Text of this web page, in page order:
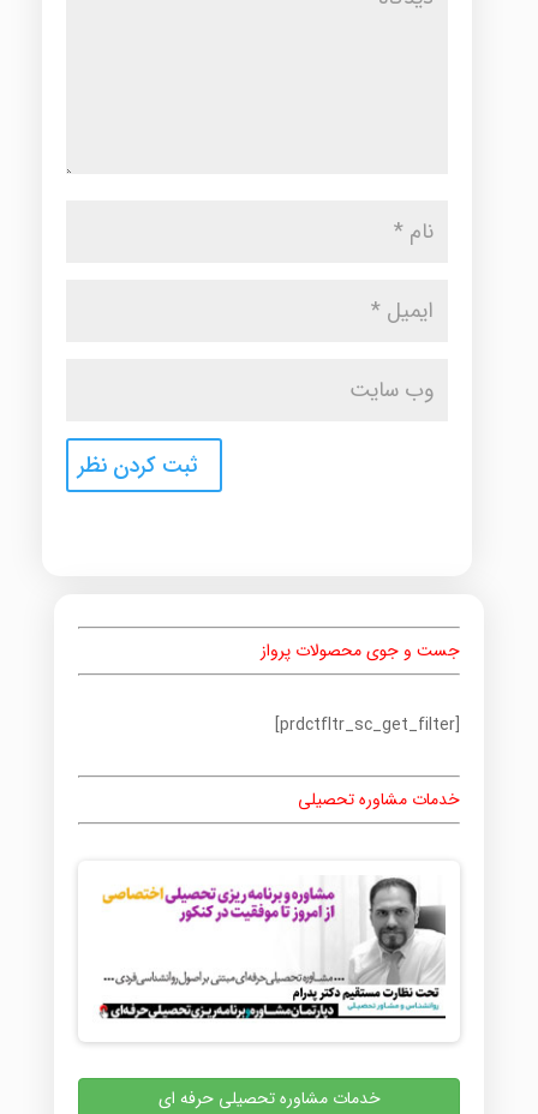
جست و جوی محصولات پرواز
[prdctfltr_sc_get_filter]
خدمات مشاوره تحصیلی
خدمات مشاوره تحصیلی حرفه ای